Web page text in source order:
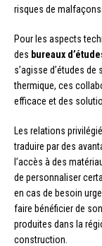
risques de malfaçons
Pour les aspects
des bureaux
s’agisse d’études
thermique, ces
efficace et des
Les relations
traduire par des
l’accès à des
de personnaliser
en cas de besoin
faire bénéficier de
produites dans la
construction.